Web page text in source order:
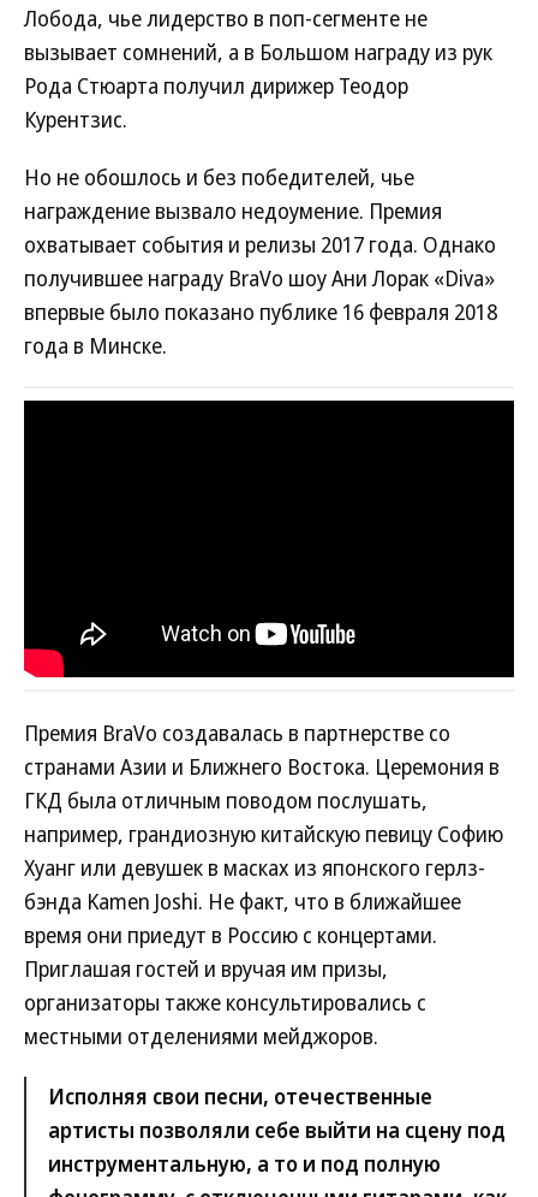
Лобода, чье лидерство в поп-сегменте не
вызывает сомнений, а в Большом награду из рук
Рода Стюарта получил дирижер Теодор
Курентзис.
Но не обошлось и без победителей, чье
награждение вызвало недоумение. Премия
охватывает события и релизы 2017 года. Однако
получившее награду BraVo шоу Ани Лорак «Diva»
впервые было показано публике 16 февраля 2018
года в Минске.
Премия BraVo создавалась в партнерстве со
странами Азии и Ближнего Востока. Церемония в
ГКД была отличным поводом послушать,
например, грандиозную китайскую певицу Софию
Хуанг или девушек в масках из японского герлз-
бэнда Kamen Joshi. Не факт, что в ближайшее
время они приедут в Россию с концертами.
Приглашая гостей и вручая им призы,
организаторы также консультировались с
местными отделениями мейджоров.
Исполняя свои песни, отечественные
артисты позволяли себе выйти на сцену под
инструментальную, а то и под полную